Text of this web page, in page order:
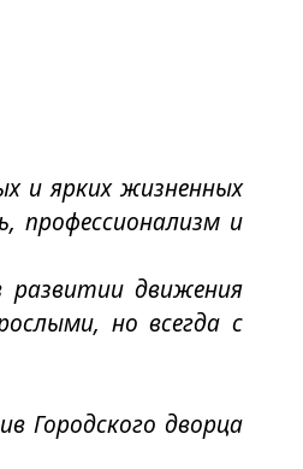
и ярких жизненных
профессионализм и
движения
но всегда с
Городского дворца